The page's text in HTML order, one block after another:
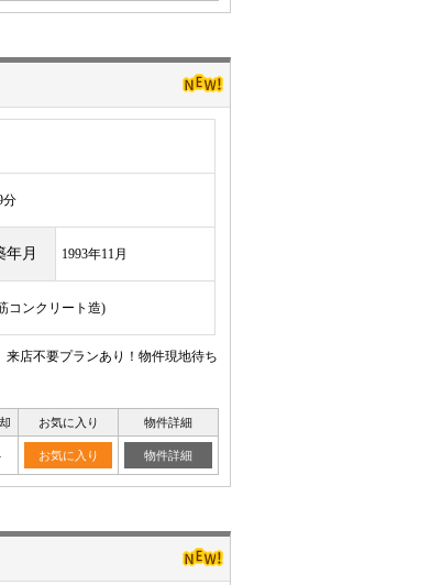
年月 1993年11月
コンクリート造)
店不要プランあり！物件現地待ち
お気に入り 物件詳細
お気に入り 物件詳細